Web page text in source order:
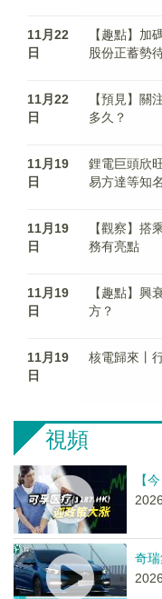
11月22
日
【趣點】加
股份正蓄勢
11月22
日
【預見】關
多久？
11月19
日
鋰電巨頭欣
易方達等知
11月19
日
【觀察】搭
務有亮點
11月19
日
【趣點】興
方？
11月19
日
核電歸來丨
視頻
【
奇